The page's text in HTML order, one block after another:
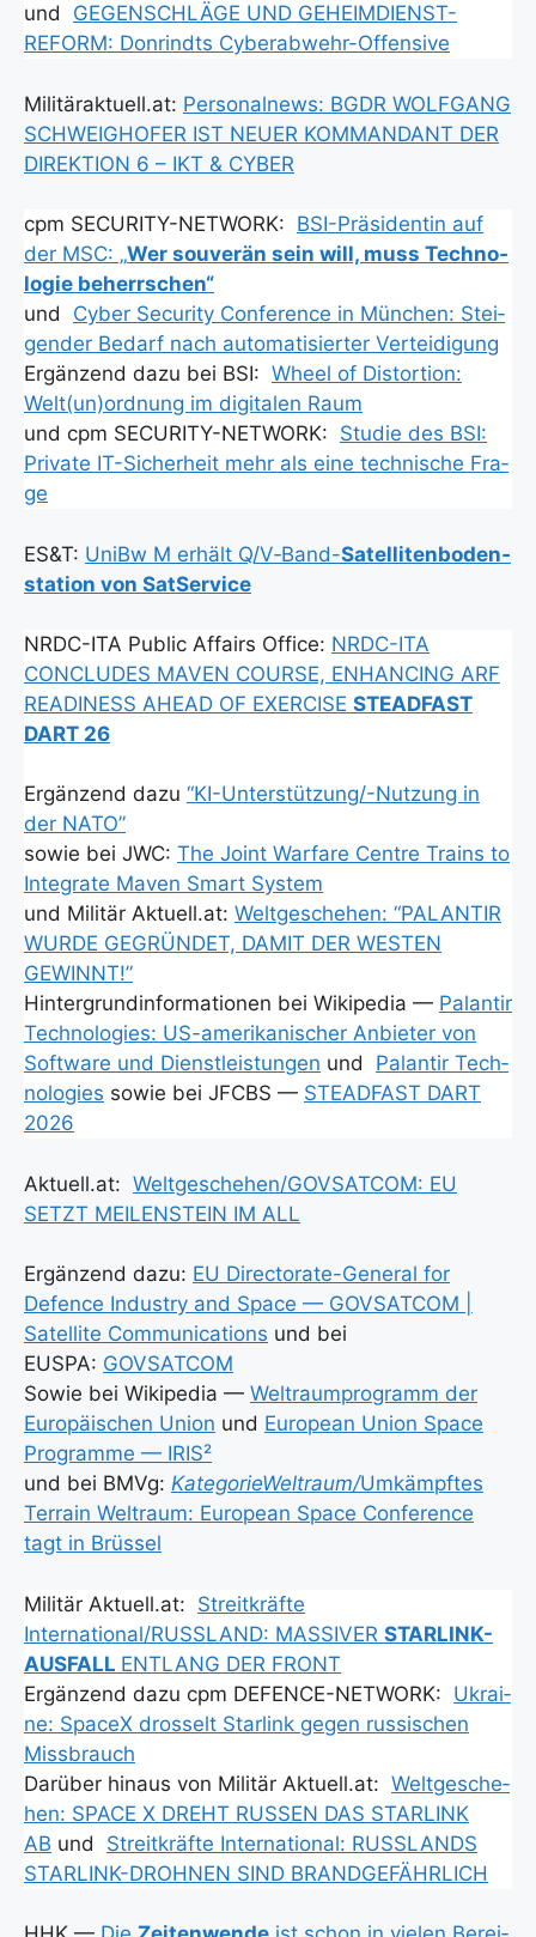
und GEGENSCHLÄGE UND GEHEIMDIENST-
REFORM: Don­rindts Cyber­ab­wehr-Offen­si­ve
Militäraktuell.at: Per­so­nal­news: BGDR WOLFGANG
SCHWEIGHOFER IST NEUER KOMMANDANT DER
DIREKTION 6 – IKT & CYBER
cpm SECURITY-NETWORK: BSI-Prä­si­den­tin auf
der MSC: „Wer sou­ve­rän sein will, muss Tech­no­
lo­gie beherr­schen“
und Cyber Secu­ri­ty Con­fe­rence in Mün­chen: Stei­
gen­der Bedarf nach auto­ma­ti­sier­ter Ver­tei­di­gung
Ergän­zend dazu bei BSI: Wheel of Dis­tor­ti­on:
Welt(un)ordnung im digi­ta­len Raum
und cpm SECURITY-NETWORK: Stu­die des BSI:
Pri­va­te IT-Sicher­heit mehr als eine tech­ni­sche Fra­
ge
ES&T: UniBw M erhält Q/V‑­Band-Satel­li­ten­bo­den­
sta­ti­on von Sat­Ser­vice
NRDC-ITA Public Affairs Office: NRDC-ITA
CONCLUDES MAVEN COURSE, ENHANCING ARF
READINESS AHEAD OF EXERCISE STEADFAST
DART 26
Ergän­zend dazu “KI-Unter­stüt­zun­g/-Nut­zung in
der NATO”
sowie bei JWC: The Joint War­fa­re Cent­re Trains to
Inte­gra­te Maven Smart Sys­tem
und Mili­tär Aktuell.at: Welt­ge­sche­hen: “PALANTIR
WURDE GEGRÜNDET, DAMIT DER WESTEN
GEWINNT!”
Hin­ter­grund­in­for­ma­tio­nen bei Wiki­pe­dia — Palan­tir
Tech­no­lo­gies: US-ame­ri­ka­ni­scher Anbie­ter von
Soft­ware und Dienst­leis­tun­gen und Palan­tir Tech­
no­lo­gies sowie bei JFCBS — STEADFAST DART
2026
Aktuell.at: Weltgeschehen/GOVSATCOM: EU
SETZT MEILENSTEIN IM ALL
Ergän­zend dazu: EU Direc­to­ra­te-Gene­ral for
Defence Indus­try and Space — GOVSATCOM |
Satel­li­te Com­mu­ni­ca­ti­ons und bei
EUSPA: GOVSATCOM
Sowie bei Wiki­pe­dia — Welt­raum­pro­gramm der
Euro­päi­schen Uni­on und Euro­pean Uni­on Space
Pro­gram­me — IRIS²
und bei BMVg: KategorieWeltraum/Umkämpf­tes
Ter­rain Welt­raum: Euro­pean Space Con­fe­rence
tagt in Brüs­sel
Mili­tär Aktuell.at: Streit­kräf­te
International/RUSSLAND: MASSIVER STARLINK-
AUSFALL ENTLANG DER FRONT
Ergän­zend dazu cpm DEFENCE-NETWORK: Ukrai­
ne: SpaceX dros­selt Star­link gegen rus­si­schen
Miss­brauch
Dar­über hin­aus von Mili­tär Aktuell.at: Welt­ge­sche­
hen: SPACE X DREHT RUSSEN DAS STARLINK
AB und Streit­kräf­te Inter­na­tio­nal: RUSSLANDS
STARLINK-DROHNEN SIND BRANDGEFÄHRLICH